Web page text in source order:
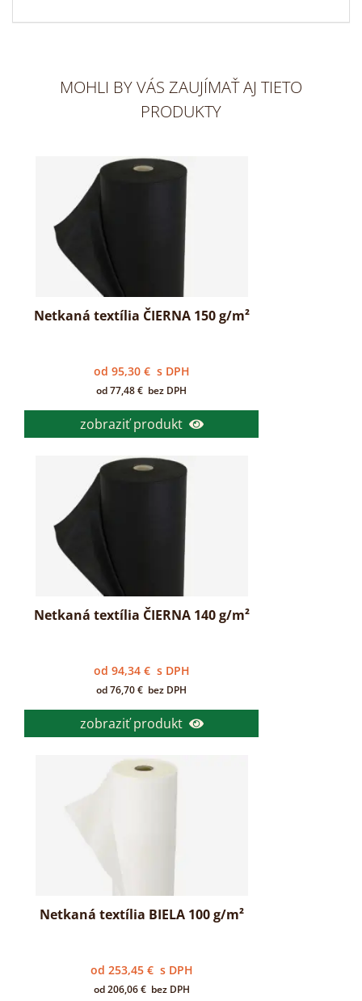
MOHLI BY VÁS ZAUJÍMAŤ AJ TIETO
PRODUKTY
Netkaná textília ČIERNA 150 g/m²
od 95,30 € s DPH
od77,48€ bez DPH
zobraziť produkt
Netkaná textília ČIERNA 140 g/m²
od 94,34 € s DPH
od76,70€ bez DPH
zobraziť produkt
Netkaná textília BIELA 100 g/m²
od 253,45 € s DPH
od206,06€ bez DPH